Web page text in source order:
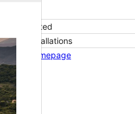
Last updated
Active installations
Theme homepage